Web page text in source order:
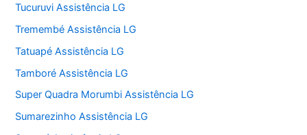
Tucuruvi Assistência LG
Tremembé Assistência LG
Tatuapé Assistência LG
Tamboré Assistência LG
Super Quadra Morumbi Assistência LG
Sumarezinho Assistência LG